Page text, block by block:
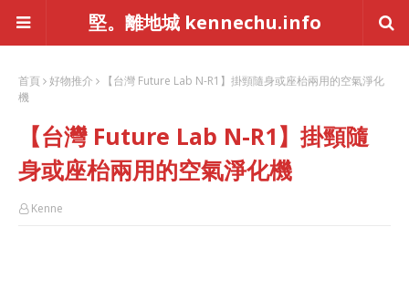
堅。離地城 kennechu.info
首頁 好物推介
【台灣 Future Lab N-R1】掛頸隨身或座枱兩用的空氣淨化
機
【台灣 Future Lab N-R1】掛頸隨
身或座枱兩用的空氣淨化機
Kenne